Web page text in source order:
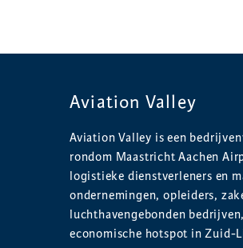
Aviation Valley
Aviation Valley is een
rondom Maastricht Aachen
logistieke dienstverleners en
ondernemingen, opleiders,
luchthavengebonden
economische hotspot in Zuid-